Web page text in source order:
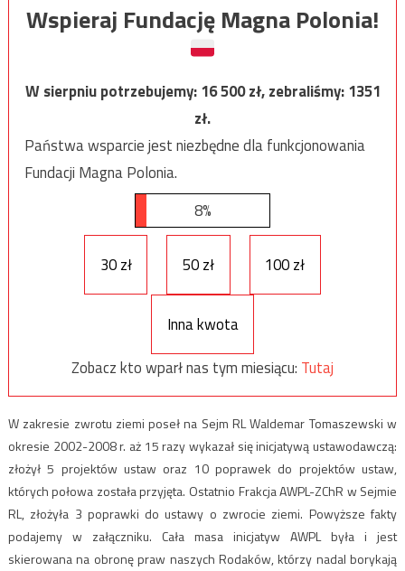
Wspieraj Fundację Magna Polonia!
W sierpniu potrzebujemy:16 500zł, zebraliśmy:1351
zł.
Państwa wsparcie jest niezbędne dla funkcjonowania
Fundacji Magna Polonia.
8%
30 zł 50 zł 100 zł
Inna kwota
Zobacz kto wparł nas tym miesiącu: Tutaj
W zakresie zwrotu ziemi poseł na Sejm RL Waldemar Tomaszewski w
okresie 2002-2008 r. aż 15 razy wykazał się inicjatywą ustawodawczą:
złożył 5 projektów ustaw oraz 10 poprawek do projektów ustaw,
których połowa została przyjęta. Ostatnio Frakcja AWPL-ZChR w Sejmie
RL, złożyła 3 poprawki do ustawy o zwrocie ziemi. Powyższe fakty
podajemy w załączniku. Cała masa inicjatyw AWPL była i jest
skierowana na obronę praw naszych Rodaków, którzy nadal borykają